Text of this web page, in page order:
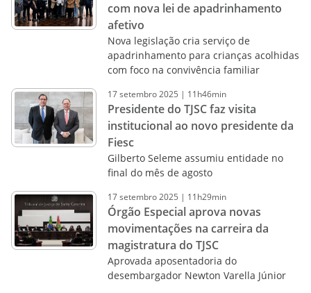
com nova lei de apadrinhamento
afetivo
Nova legislação cria serviço de
apadrinhamento para crianças acolhidas
com foco na convivência familiar
17setembro2025 | 11h46min
Presidente do TJSC faz visita
institucional ao novo presidente da
Fiesc
Gilberto Seleme assumiu entidade no
final do mês de agosto
17setembro2025 | 11h29min
Órgão Especial aprova novas
movimentações na carreira da
magistratura do TJSC
Aprovada aposentadoria do
desembargador Newton Varella Júnior